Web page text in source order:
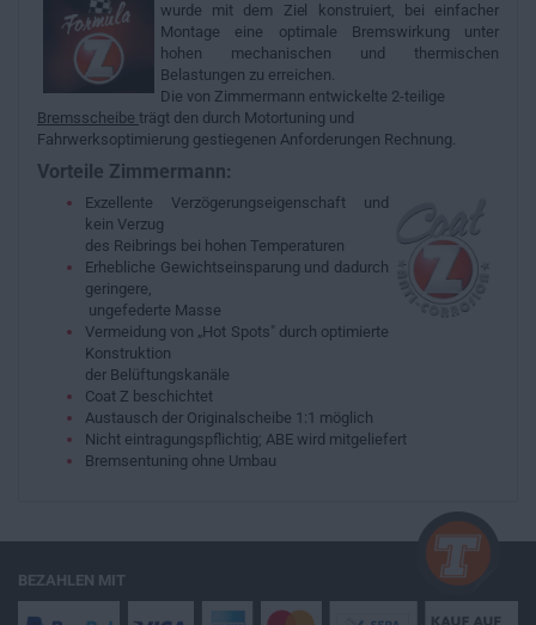
wurde mit dem Ziel konstruiert, bei einfacher
Montage eine optimale Bremswirkung unter
hohen mechanischen und thermischen
Belastungen zu erreichen.
Die von Zimmermann entwickelte 2-teilige
Bremsscheibe trägt den durch Motortuning und
Fahrwerksoptimierung gestiegenen Anforderungen Rechnung.
Vorteile Zimmermann:
Exzellente Verzögerungseigenschaft und
kein Verzug
des Reibrings bei hohen Temperaturen
Erhebliche Gewichtseinsparung und dadurch
geringere,
ungefederte Masse
Vermeidung von „Hot Spots" durch optimierte
Konstruktion
der Belüftungskanäle
Coat Z beschichtet
Austausch der Originalscheibe 1:1 möglich
Nicht eintragungspflichtig; ABE wird mitgeliefert
Bremsentuning ohne Umbau
BEZAHLEN MIT